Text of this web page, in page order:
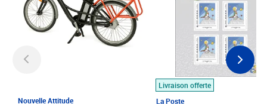
Nouvelle Attitude
Livraison offerte
La Poste